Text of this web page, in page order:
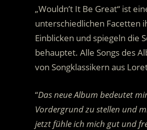
„Wouldn’t It Be Great“ ist
unterschiedlichen Facetten
Einblicken und spiegeln die
behauptet. Alle Songs des
von Songklassikern aus
“Das neue Album bedeutet
Vordergrund zu stellen und
jetzt fühle ich mich gut und